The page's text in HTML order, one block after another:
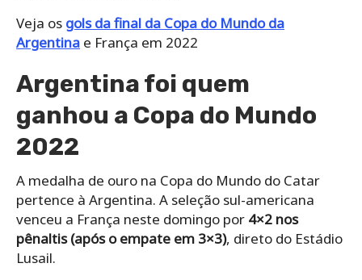
Veja os gols da final da Copa do Mundo da
Argentina e França em 2022
Argentina foi quem
ganhou a Copa do Mundo
2022
A medalha de ouro na Copa do Mundo do Catar
pertence à Argentina. A seleção sul-americana
venceu a França neste domingo por 4×2 nos
pênaltis (após o empate em 3×3), direto do Estádio
Lusail.